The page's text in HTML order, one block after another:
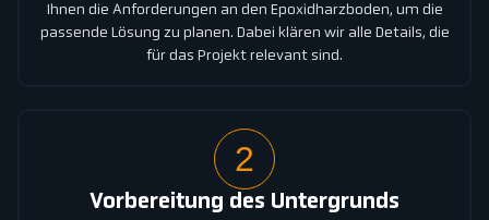
Ihnen die Anforderungen an den Epoxidharzboden, um die
passende Lösung zu planen. Dabei klären wir alle Details, die
für das Projekt relevant sind.
2
Vorbereitung des Untergrunds